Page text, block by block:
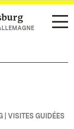
| VISITES GUIDÉES